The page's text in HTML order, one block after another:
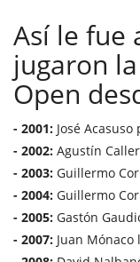
Así le fue
jugaron
Open
- 2001: José
- 2002: Agustín
- 2003: Guillermo
- 2004: Guillermo
- 2005: Gastón
- 2007: Juan